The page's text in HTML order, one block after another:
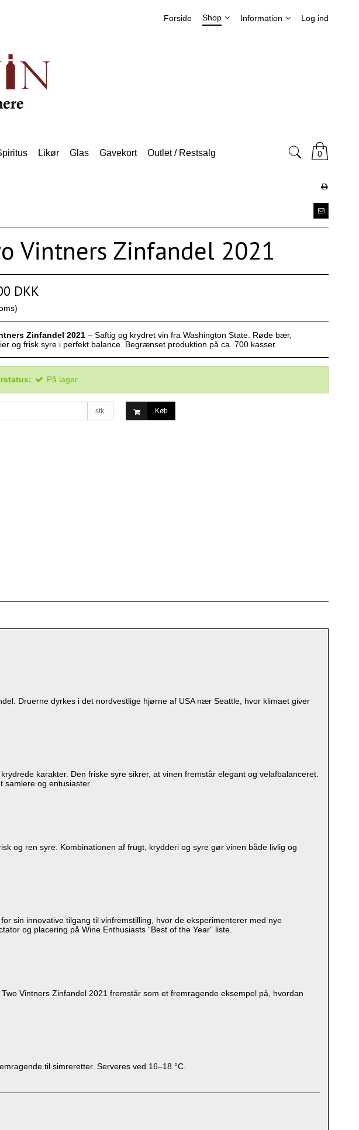
Forside Shop Information Log ind
0
Likør Glas Gavekort Outlet / Restsalg
Vintners Zinfandel 2021
DKK
Zinfandel 2021 – Saftig og krydret vin fra Washington State. Røde bær,
og frisk syre i perfekt balance. Begrænset produktion på ca. 700 kasser.
På lager
stk. Køb
Druerne dyrkes i det nordvestlige hjørne af USA nær Seattle, hvor klimaet giver
karakter. Den friske syre sikrer, at vinen fremstår elegant og velafbalanceret.
samlere og entusiaster.
og ren syre. Kombinationen af frugt, krydderi og syre gør vinen både livlig og
sin innovative tilgang til vinfremstilling, hvor de eksperimenterer med nye
og placering på Wine Enthusiasts “Best of the Year” liste.
Vintners Zinfandel 2021 fremstår som et fremragende eksempel på, hvordan
til simreretter. Serveres ved 16–18 °C.